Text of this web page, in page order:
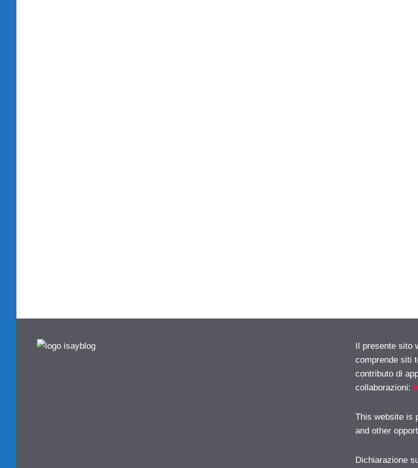
Il presente
comprende siti
contributo di
collaborazioni:
This website is
and other
Dichiarazione